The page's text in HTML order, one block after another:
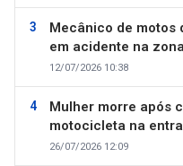
Mecânico de motos
em acidente na
12/07/2026 10:38
Mulher morre após
motocicleta na
26/07/2026 12:09